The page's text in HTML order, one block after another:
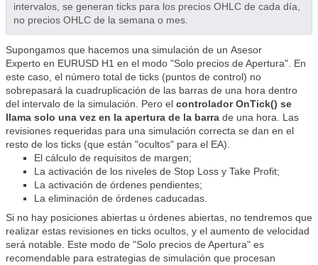
intervalos, se generan ticks para los precios OHLC de cada día,
no precios OHLC de la semana o mes.
Supongamos que hacemos una simulación de un Asesor
Experto en EURUSD H1 en el modo "Solo precios de Apertura". En
este caso, el número total de ticks (puntos de control) no
sobrepasará la cuadruplicación de las barras de una hora dentro
del intervalo de la simulación. Pero el controlador OnTick() se
llama solo una vez en la apertura de la barra de una hora. Las
revisiones requeridas para una simulación correcta se dan en el
resto de los ticks (que están "ocultos" para el EA).
El cálculo de requisitos de margen;
La activación de los niveles de Stop Loss y Take Profit;
La activación de órdenes pendientes;
La eliminación de órdenes caducadas.
Si no hay posiciones abiertas u órdenes abiertas, no tendremos que
realizar estas revisiones en ticks ocultos, y el aumento de velocidad
será notable. Este modo de "Solo precios de Apertura" es
recomendable para estrategias de simulación que procesan